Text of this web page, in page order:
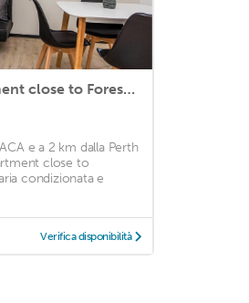
Bright 1Bedroom Apartment close to Foreshore and CBD
e a 2 km dalla Perth
close to
condizionata e
Verifica disponibilità